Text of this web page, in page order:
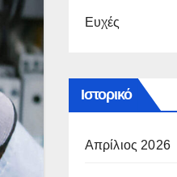
Ευχές
Ιστορικό
Απρίλιος 2026